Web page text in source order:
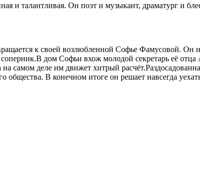
и талантливая. Он поэт и музыкант, драматург и
к своей возлюбленной Софье Фамусовой.
дом Софьи вхож молодой секретарь её
самом деле им движет хитрый
В конечном итоге он решает навсегда